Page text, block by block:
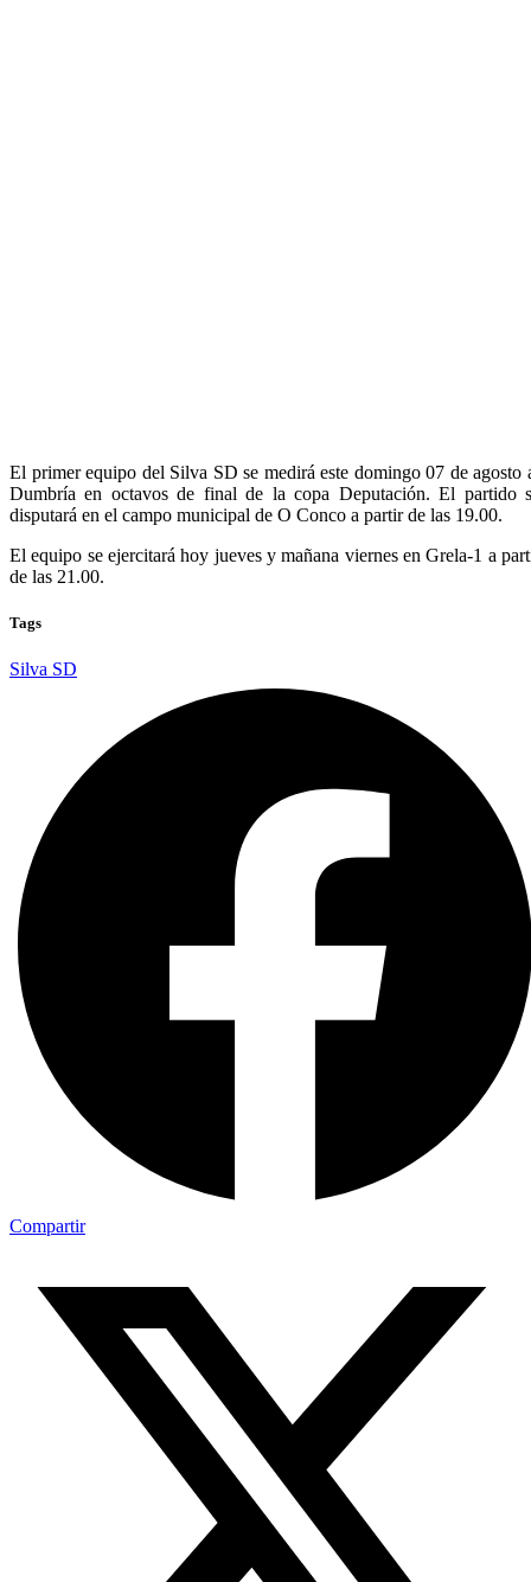
El primer equipo del Silva SD se medirá este domingo 07 de agosto
Dumbría en octavos de final de la copa Deputación. El partido
disputará en el campo municipal de O Conco a partir de las 19.00.
El equipo se ejercitará hoy jueves y mañana viernes en Grela-1 a
de las 21.00.
Tags
Silva SD
Compartir